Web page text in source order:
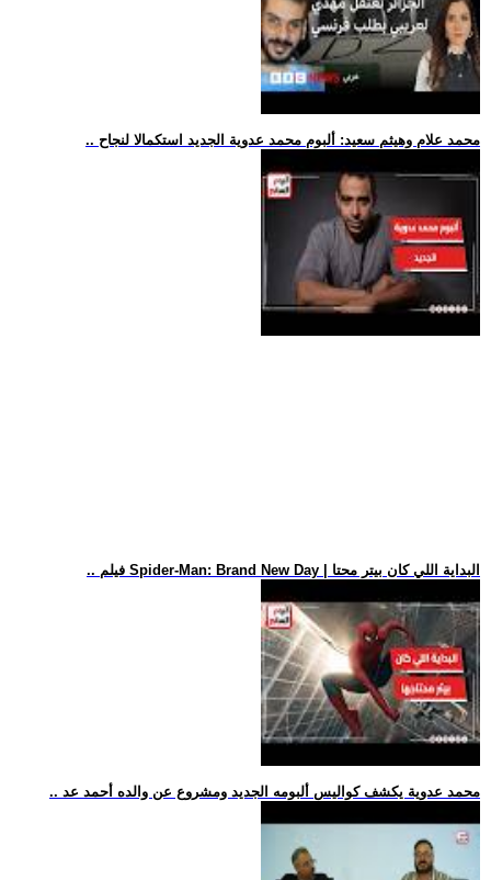
.. محمد علام وهيثم سعيد: ألبوم محمد عدوية الجديد استكمالا لنجاح
.. فيلم Spider-Man: Brand New Day | البداية اللي كان بيتر محتا
.. محمد عدوية يكشف كواليس ألبومه الجديد ومشروع عن والده أحمد عد